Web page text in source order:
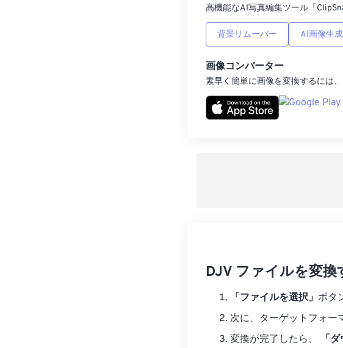
高機能なAI写真編集ツール「
背景リムーバー AI画像生成
画像コンバーター
素早く簡単に画像を変換するには
DJV ファイルを変
「ファイルを選択」 ボタ
次に、ターゲットフォー
変換が完了したら、
「